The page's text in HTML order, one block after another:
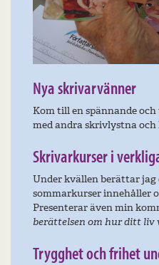
Nya skrivarvänner
Kom till en spännande
med andra skrivlystna
Skrivarkurser i
Under kvällen berättar jag
sommarkurser innehåller
Presenterar även min
berättelsen om hur ditt liv
Trygghet och frihet